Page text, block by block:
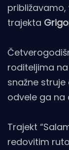
trajekta
roditeljima
snažne
odvele ga na
Trajekt
redovitim